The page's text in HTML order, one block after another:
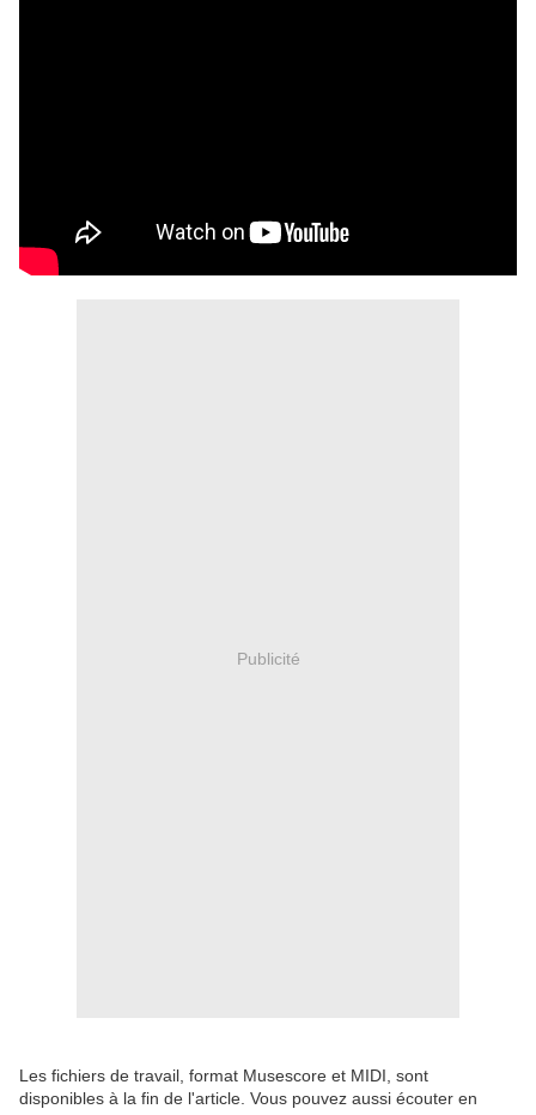
Publicité
Les fichiers de travail, format Musescore et MIDI, sont
disponibles à la fin de l'article. Vous pouvez aussi écouter en